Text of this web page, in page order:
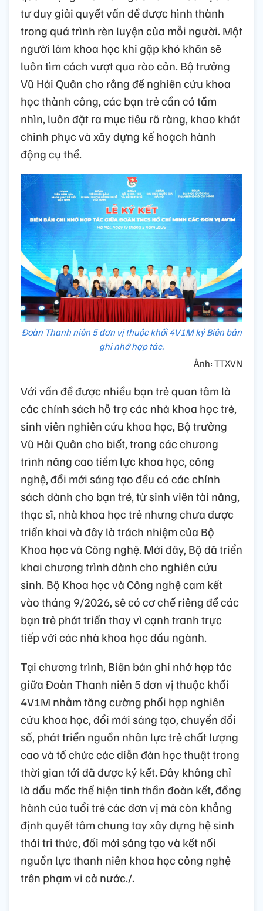
tư duy giải quyết vấn đề được hình thành
trong quá trình rèn luyện của mỗi người. Một
người làm khoa học khi gặp khó khăn sẽ
luôn tìm cách vượt qua rào cản. Bộ trưởng
Vũ Hải Quân cho rằng để nghiên cứu khoa
học thành công, các bạn trẻ cần có tầm
nhìn, luôn đặt ra mục tiêu rõ ràng, khao khát
chinh phục và xây dựng kế hoạch hành
động cụ thể.
Đoàn Thanh niên 5 đơn vị thuộc khối 4V1M ký Biên bản
ghi nhớ hợp tác.
Ảnh: TTXVN
Với vấn đề được nhiều bạn trẻ quan tâm là
các chính sách hỗ trợ các nhà khoa học trẻ,
sinh viên nghiên cứu khoa học, Bộ trưởng
Vũ Hải Quân cho biết, trong các chương
trình nâng cao tiềm lực khoa học, công
nghệ, đổi mới sáng tạo đều có các chính
sách dành cho bạn trẻ, từ sinh viên tài năng,
thạc sĩ, nhà khoa học trẻ nhưng chưa được
triển khai và đây là trách nhiệm của Bộ
Khoa học và Công nghệ. Mới đây, Bộ đã triển
khai chương trình dành cho nghiên cứu
sinh. Bộ Khoa học và Công nghệ cam kết
vào tháng 9/2026, sẽ có cơ chế riêng để các
bạn trẻ phát triển thay vì cạnh tranh trực
tiếp với các nhà khoa học đầu ngành.
Tại chương trình, Biên bản ghi nhớ hợp tác
giữa Đoàn Thanh niên 5 đơn vị thuộc khối
4V1M nhằm tăng cường phối hợp nghiên
cứu khoa học, đổi mới sáng tạo, chuyển đổi
số, phát triển nguồn nhân lực trẻ chất lượng
cao và tổ chức các diễn đàn học thuật trong
thời gian tới đã được ký kết. Đây không chỉ
là dấu mốc thể hiện tinh thần đoàn kết, đồng
hành của tuổi trẻ các đơn vị mà còn khẳng
định quyết tâm chung tay xây dựng hệ sinh
thái tri thức, đổi mới sáng tạo và kết nối
nguồn lực thanh niên khoa học công nghệ
trên phạm vi cả nước./.